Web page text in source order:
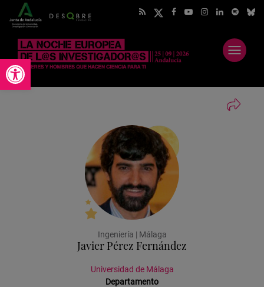
Abrir barra de herramientas
Abrir
menú
Ingeniería | Málaga
Javier Pérez Fernández
Universidad de Málaga
Departamento